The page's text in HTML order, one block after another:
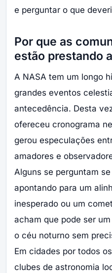
e perguntar o que
Por que as
estão prestando
A NASA tem um longo
grandes eventos
antecedência. Desta
ofereceu cronograma
gerou especulações
amadores e
Alguns se perguntam
apontando para um
inesperado ou um
acham que pode ser
o céu noturno sem
Em cidades por todos
clubes de astronomia